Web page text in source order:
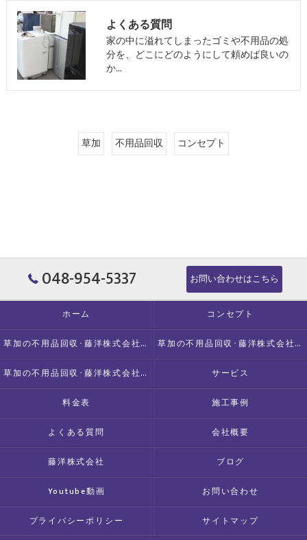
よくある質問
家の中に溢れてしまったゴミや不用品の処
分を、どこにどのようにして頼めば良いの
か…
草加 不用品回収 コンセプト
048-954-5337 お問い合わせはこちら
ホーム コンセプト
草加の不用品回収･藤洋株式会社の口コミ情報 草加の不用品回収･藤洋株式会社の評判
草加の不用品回収･藤洋株式会社のお客様の声 サービス
料金表 施工事例
よくある質問 会社概要
藤洋株式会社 ブログ
Youtube動画 お問い合わせ
プライバシーポリシー サイトマップ